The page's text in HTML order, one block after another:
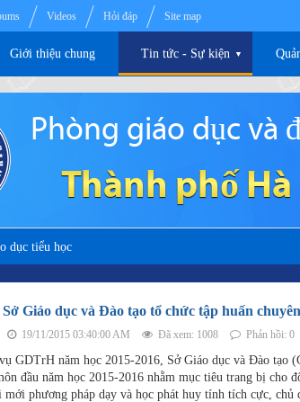
Giới thiệu chung Tin tức - Sự kiện ▼
Phòng giáo dục và
Thành phố Hà
Videos Hỏi đáp Site map
dục tiểu học
Sở Giáo dục và Đào tạo tổ chức tập huấn
19/11/2015 03:40:00 AM Đã xem: 1008 Phản hồi: 0
GDTrH năm học 2015-2016, Sở Giáo dục và Đào tạo
đầu năm học 2015-2016 nhằm mục tiêu trang bị cho
mới phương pháp dạy và học phát huy tính tích cực, chủ